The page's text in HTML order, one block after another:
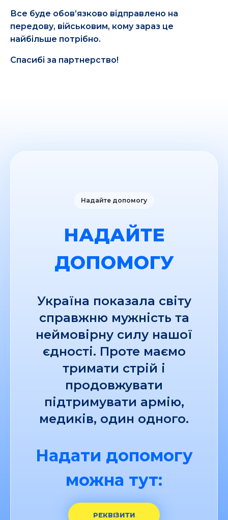
Все буде обов’язково відправлено на
передову, військовим, кому зараз це
найбільше потрібно.
Спасибі за партнерство!
Надайте допомогу
НАДАЙТЕ
ДОПОМОГУ
Україна показала світу
справжню мужність та
неймовірну силу нашої
єдності. Проте маємо
тримати стрій і
продовжувати
підтримувати армію,
медиків, один одного.
Надати допомогу
можна тут:
РЕКВІЗИТИ